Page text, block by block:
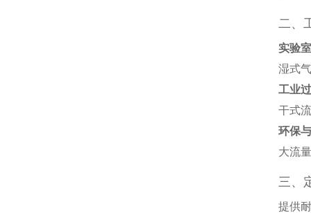
二、
实验
湿式
工业
干式
环保
大流
三、
提供